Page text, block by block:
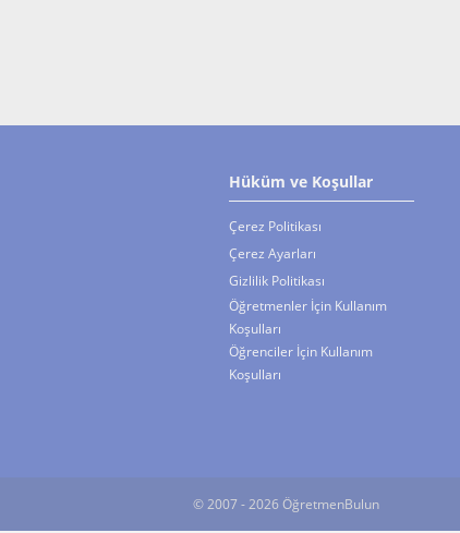
Hüküm ve Koşullar
Çerez Politikası
Çerez Ayarları
Gizlilik Politikası
Öğretmenler İçin Kullanım
Koşulları
Öğrenciler İçin Kullanım
Koşulları
© 2007 - 2026 ÖğretmenBulun